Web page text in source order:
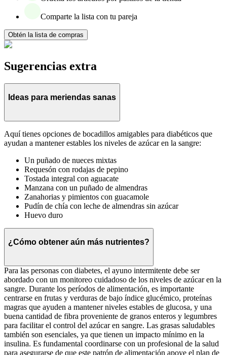
Comparte la lista con tu pareja
Obtén la lista de compras
Sugerencias extra
Ideas para meriendas sanas
Aquí tienes opciones de bocadillos amigables para diabéticos que
ayudan a mantener estables los niveles de azúcar en la sangre:
Un puñado de nueces mixtas
Requesón con rodajas de pepino
Tostada integral con aguacate
Manzana con un puñado de almendras
Zanahorias y pimientos con guacamole
Pudín de chía con leche de almendras sin azúcar
Huevo duro
¿Cómo obtener aún más nutrientes?
Para las personas con diabetes, el ayuno intermitente debe ser
abordado con un monitoreo cuidadoso de los niveles de azúcar en la
sangre. Durante los períodos de alimentación, es importante
centrarse en frutas y verduras de bajo índice glucémico, proteínas
magras que ayuden a mantener niveles estables de glucosa, y una
buena cantidad de fibra proveniente de granos enteros y legumbres
para facilitar el control del azúcar en sangre. Las grasas saludables
también son esenciales, ya que tienen un impacto mínimo en la
insulina. Es fundamental coordinarse con un profesional de la salud
para asegurarse de que este patrón de alimentación apoye el plan de